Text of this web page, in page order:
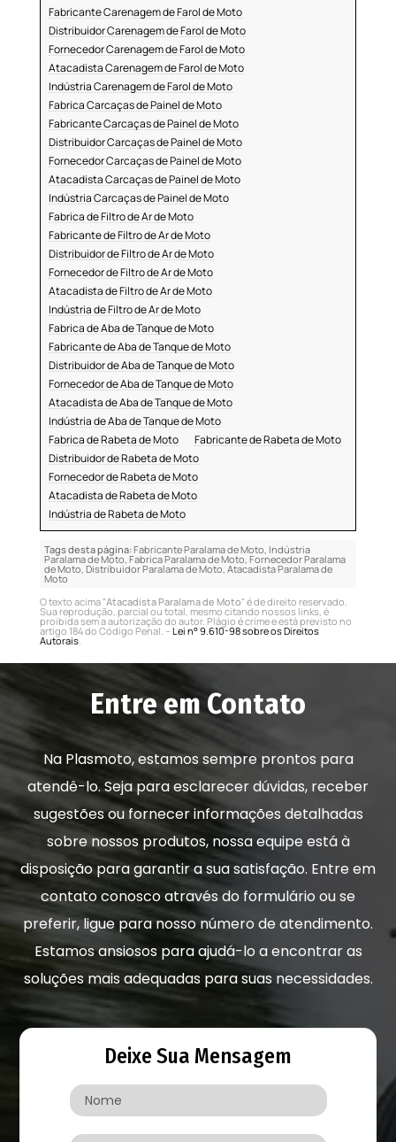
Fabricante Carenagem de Farol de Moto
Distribuidor Carenagem de Farol de Moto
Fornecedor Carenagem de Farol de Moto
Atacadista Carenagem de Farol de Moto
Indústria Carenagem de Farol de Moto
Fabrica Carcaças de Painel de Moto
Fabricante Carcaças de Painel de Moto
Distribuidor Carcaças de Painel de Moto
Fornecedor Carcaças de Painel de Moto
Atacadista Carcaças de Painel de Moto
Indústria Carcaças de Painel de Moto
Fabrica de Filtro de Ar de Moto
Fabricante de Filtro de Ar de Moto
Distribuidor de Filtro de Ar de Moto
Fornecedor de Filtro de Ar de Moto
Atacadista de Filtro de Ar de Moto
Indústria de Filtro de Ar de Moto
Fabrica de Aba de Tanque de Moto
Fabricante de Aba de Tanque de Moto
Distribuidor de Aba de Tanque de Moto
Fornecedor de Aba de Tanque de Moto
Atacadista de Aba de Tanque de Moto
Indústria de Aba de Tanque de Moto
Fabrica de Rabeta de Moto
Fabricante de Rabeta de Moto
Distribuidor de Rabeta de Moto
Fornecedor de Rabeta de Moto
Atacadista de Rabeta de Moto
Indústria de Rabeta de Moto
Tags desta página:Fabricante Paralama de Moto, Indústria
Paralama de Moto, Fabrica Paralama de Moto, Fornecedor Paralama
de Moto, Distribuidor Paralama de Moto, Atacadista Paralama de
Moto
O texto acima "Atacadista Paralama de Moto" é de direito reservado.
Sua reprodução, parcial ou total, mesmo citando nossos links, é
proibida sem a autorização do autor. Plágio é crime e está previsto no
artigo 184 do Código Penal. – Lei n° 9.610-98 sobre os Direitos
Autorais.
Entre em Contato
Na Plasmoto, estamos sempre prontos para
atendê-lo. Seja para esclarecer dúvidas, receber
sugestões ou fornecer informações detalhadas
sobre nossos produtos, nossa equipe está à
disposição para garantir a sua satisfação. Entre em
contato conosco através do formulário ou se
preferir, ligue para nosso número de atendimento.
Estamos ansiosos para ajudá-lo a encontrar as
soluções mais adequadas para suas necessidades.
Deixe Sua Mensagem